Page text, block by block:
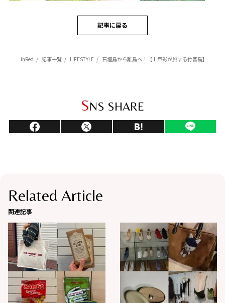
記事に戻る
InRed 記事一覧 LIFESTYLE 石垣島から離島へ！【上戸彩が旅する竹富島】伝統的な文化に触れながら島時間をゆるりと過ごす
SNS SHARE
Related Article
関連記事